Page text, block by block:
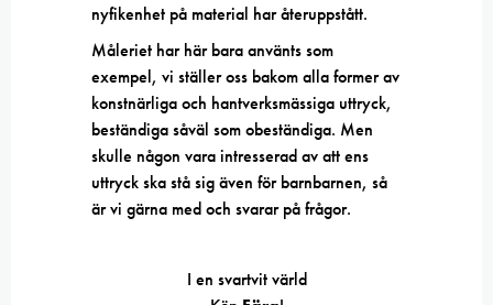
nyfikenhet på material har återuppstått.
Måleriet har här bara använts som
exempel, vi ställer oss bakom alla former av
konstnärliga och hantverksmässiga uttryck,
beständiga såväl som obeständiga. Men
skulle någon vara intresserad av att ens
uttryck ska stå sig även för barnbarnen, så
är vi gärna med och svarar på frågor.
I en svartvit värld